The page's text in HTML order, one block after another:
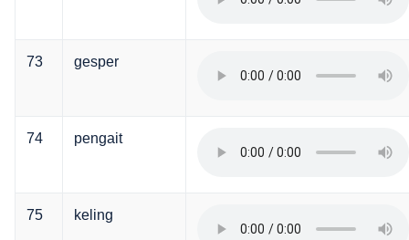
73 gesper
74 pengait
75 keling